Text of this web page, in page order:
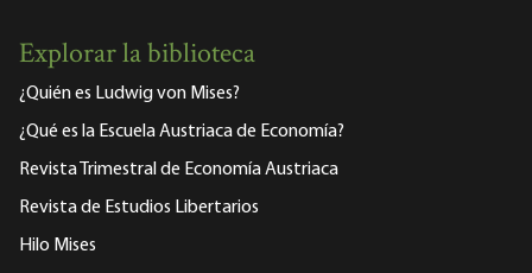
Explorar la biblioteca
¿Quién es Ludwig von Mises?
¿Qué es la Escuela Austriaca de Economía?
Revista Trimestral de Economía Austriaca
Revista de Estudios Libertarios
Hilo Mises